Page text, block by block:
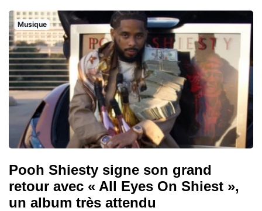
Musique
Pooh Shiesty signe son grand
retour avec « All Eyes On Shiest »,
un album très attendu